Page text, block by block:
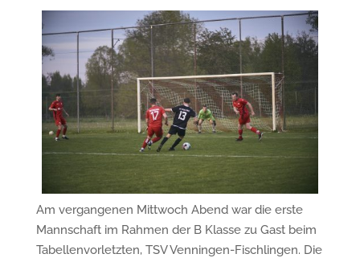
Am vergangenen Mittwoch Abend war die erste
Mannschaft im Rahmen der B Klasse zu Gast beim
Tabellenvorletzten, TSV Venningen-Fischlingen. Die